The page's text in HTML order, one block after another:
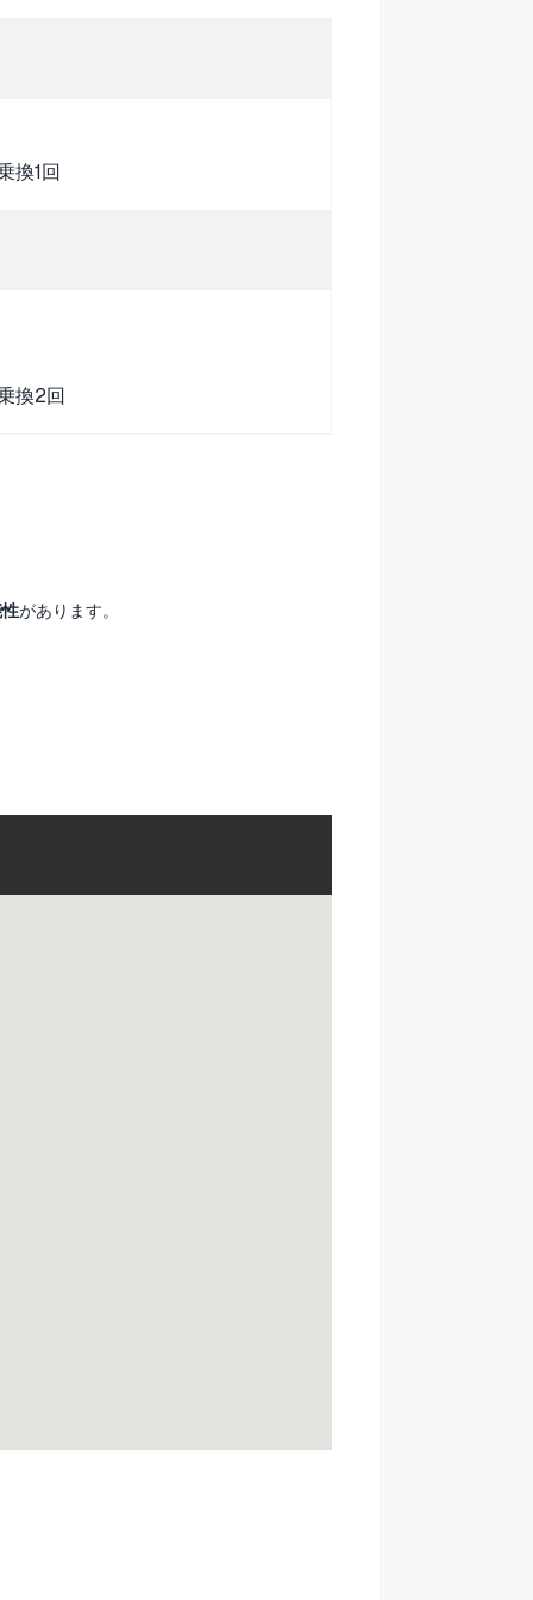
換1回
換2回
があります。